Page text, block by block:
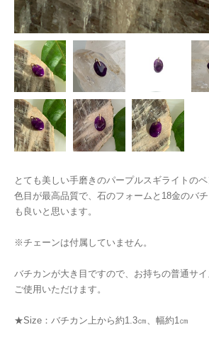
とても美しい手磨きのパープルスギライトのペ
色目が最高品質で、石のフォームと18金のバ
も良いと思います。
※チェーンは付属していません。
バチカンが大き目ですので、お持ちの普通サ
ご使用いただけます。
★Size：バチカン上から約1.3㎝、幅約1㎝